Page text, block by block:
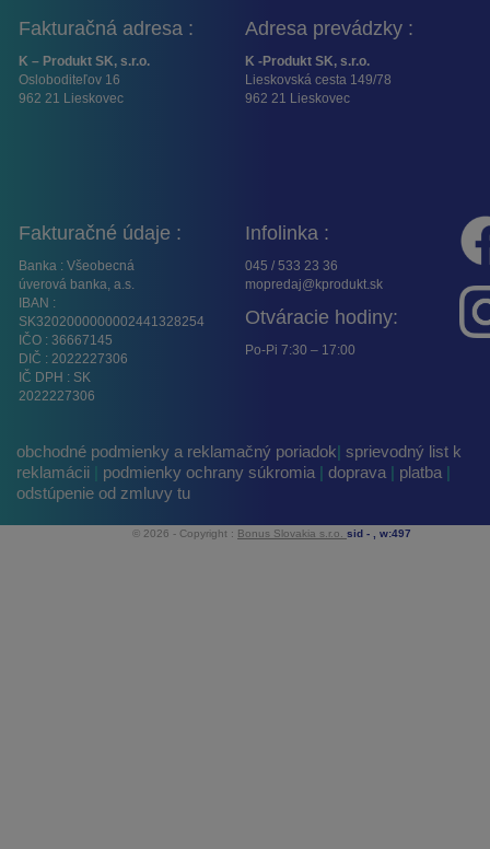
Fakturačná adresa :
K – Produkt SK, s.r.o.
Osloboditeľov 16
962 21 Lieskovec
Adresa prevádzky :
K -Produkt SK, s.r.o.
Lieskovská cesta 149/78
962 21 Lieskovec
Fakturačné údaje :
Banka : Všeobecná
úverová banka, a.s.
IBAN :
SK3202000000002441328254
IČO : 36667145
DIČ : 2022227306
IČ DPH : SK
2022227306
Infolinka :
045 / 533 23 36
mopredaj@kprodukt.sk
Otváracie hodiny:
Po-Pi 7:30 – 17:00
obchodné podmienky a reklamačný poriadok| sprievodný list k
reklamácii
podmienky ochrany súkromia | doprava | platba |
odstúpenie od zmluvy tu
© 2026 - Copyright : Bonus Slovakia s.r.o. sid - , w:497